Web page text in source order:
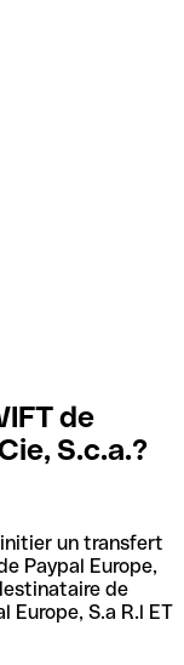
de
S.c.a.?
un transfert
Paypal Europe,
de
Europe, S.a R.l ET